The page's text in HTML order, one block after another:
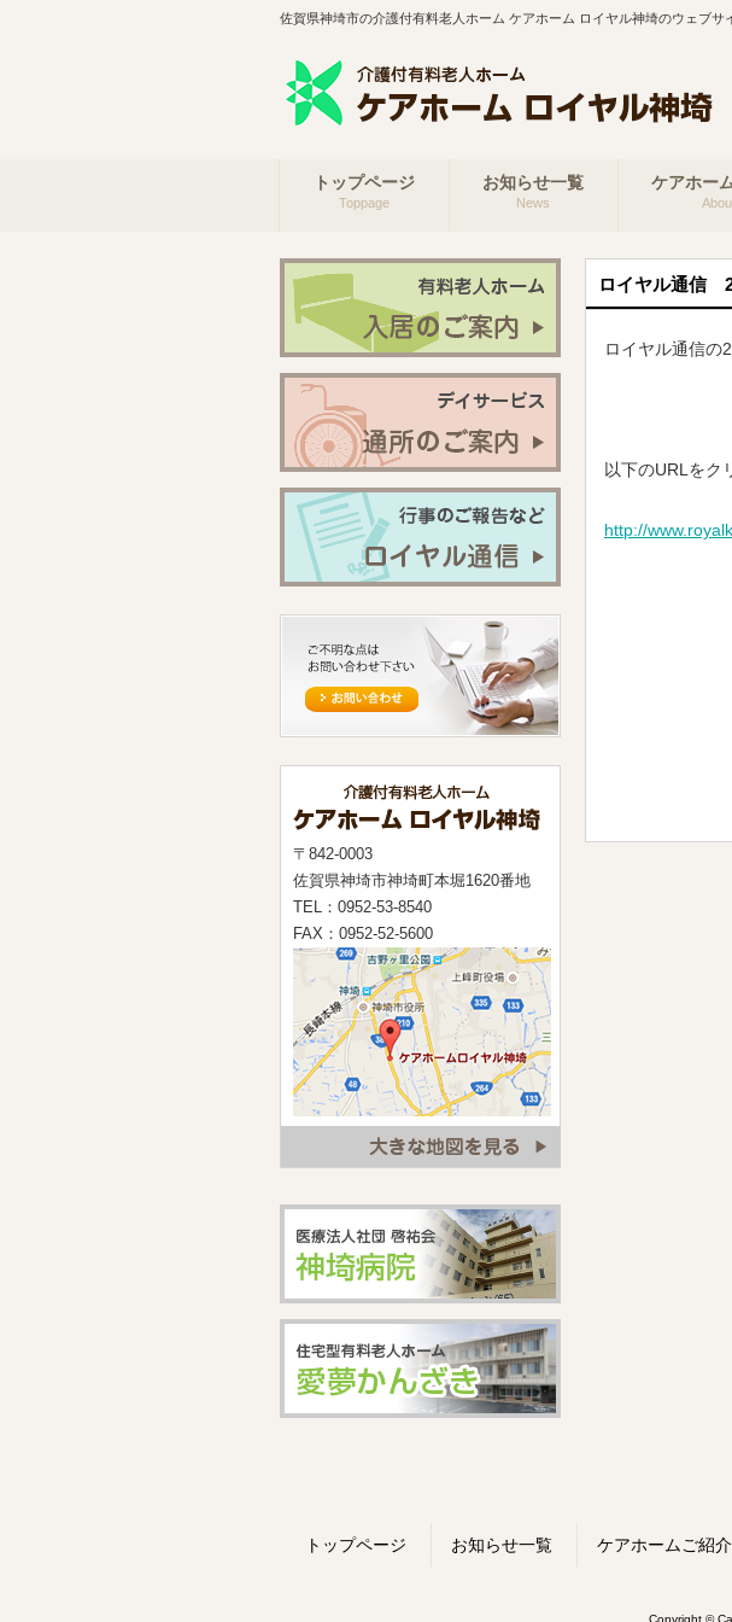
佐賀県神埼市の介護付有料老人ホーム ケアホーム ロイヤル神埼のウェブサ
トップページ
Toppage
お知らせ一覧
News
ケアホー
ロイヤル通信
ロイヤル通信の
以下のURLをク
http://
〒842-0003
佐賀県神埼市神埼町本堀1620番地
TEL：0952-53-8540
FAX：0952-52-5600
トップページ お知らせ一覧 ケアホームご紹介
Copyright ©